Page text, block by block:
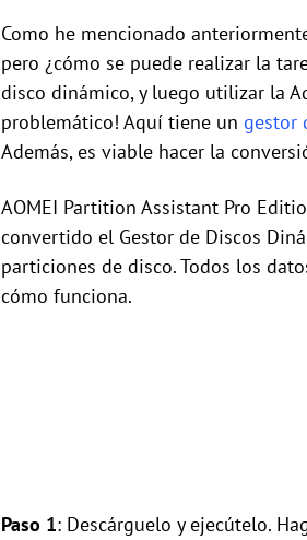
Como he mencionado
pero ¿cómo se puede realizar la
disco dinámico, y luego utilizar la
problemático! Aquí tiene un gestor
Además, es viable hacer la
AOMEI Partition Assistant Pro
convertido el Gestor de Discos
particiones de disco. Todos los
cómo funciona.
Paso 1: Descárguelo y ejecútelo.